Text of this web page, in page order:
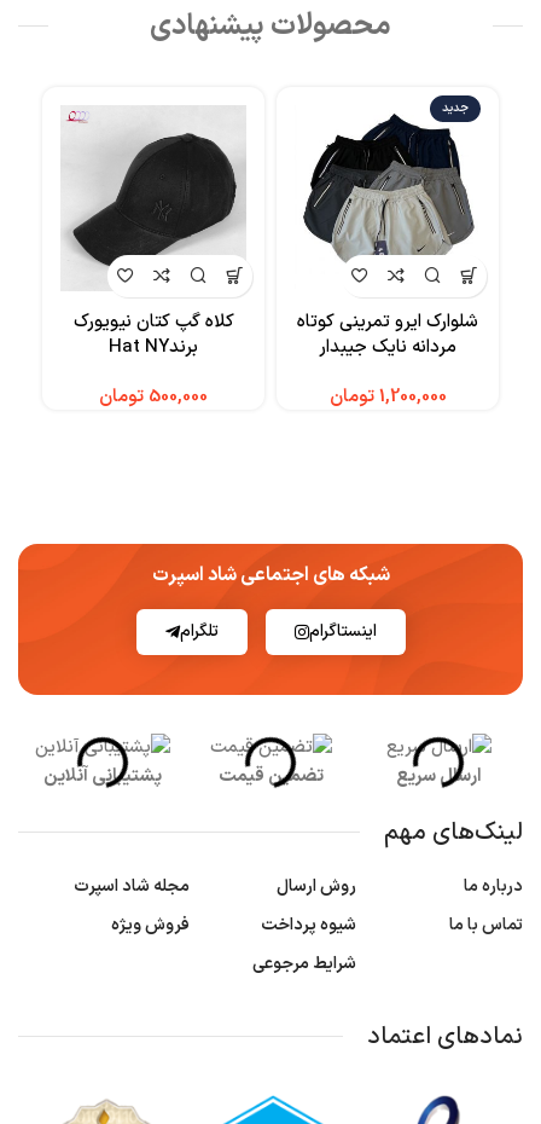
محصولات پیشنهادی
جدید
شلوارک ایرو تمرینی کوتاه
مردانه نایک جیبدار
تومان
کلاه گپ کتان نیویورک
برندHat NY
تومان
شبکه های اجتماعی شاد اسپرت
اینستاگرام تلگرام
ارسال سریع تضمین قیمت پشتیبانی آنلاین
لینک‌های مهم
درباره ما
تماس با ما
روش ارسال
شیوه پرداخت
شرایط مرجوعی
مجله شاد اسپرت
فروش ویژه
نمادهای اعتماد